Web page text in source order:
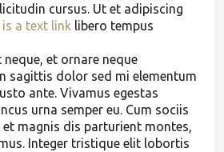
cursus. Ut et adipiscing
a text link libero tempus
et ornare neque
sagittis dolor sed mi elementum
ante. Vivamus egestas
urna semper eu. Cum sociis
magnis dis parturient montes,
Integer tristique elit lobortis